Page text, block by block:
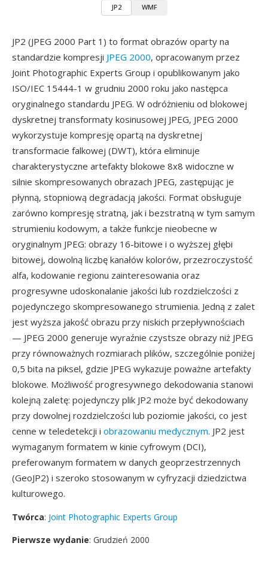
JP2 WMF
JP2 (JPEG 2000 Part 1) to format obrazów oparty na
standardzie kompresji JPEG 2000, opracowanym przez
Joint Photographic Experts Group i opublikowanym jako
ISO/IEC 15444-1 w grudniu 2000 roku jako następca
oryginalnego standardu JPEG. W odróżnieniu od blokowej
dyskretnej transformaty kosinusowej JPEG, JPEG 2000
wykorzystuje kompresję opartą na dyskretnej
transformacie falkowej (DWT), która eliminuje
charakterystyczne artefakty blokowe 8x8 widoczne w
silnie skompresowanych obrazach JPEG, zastępując je
płynną, stopniową degradacją jakości. Format obsługuje
zarówno kompresję stratną, jak i bezstratną w tym samym
strumieniu kodowym, a także funkcje nieobecne w
oryginalnym JPEG: obrazy 16-bitowe i o wyższej głębi
bitowej, dowolną liczbę kanałów kolorów, przezroczystość
alfa, kodowanie regionu zainteresowania oraz
progresywne udoskonalanie jakości lub rozdzielczości z
pojedynczego skompresowanego strumienia. Jedną z zalet
jest wyższa jakość obrazu przy niskich przepływnościach
— JPEG 2000 generuje wyraźnie czystsze obrazy niż JPEG
przy równoważnych rozmiarach plików, szczególnie poniżej
0,5 bita na piksel, gdzie JPEG wykazuje poważne artefakty
blokowe. Możliwość progresywnego dekodowania stanowi
kolejną zaletę: pojedynczy plik JP2 może być dekodowany
przy dowolnej rozdzielczości lub poziomie jakości, co jest
cenne w teledetekcji i obrazowaniu medycznym. JP2 jest
wymaganym formatem w kinie cyfrowym (DCI),
preferowanym formatem w danych geoprzestrzennych
(GeoJP2) i szeroko stosowanym w cyfryzacji dziedzictwa
kulturowego.
Twórca: Joint Photographic Experts Group
Pierwsze wydanie: Grudzień 2000